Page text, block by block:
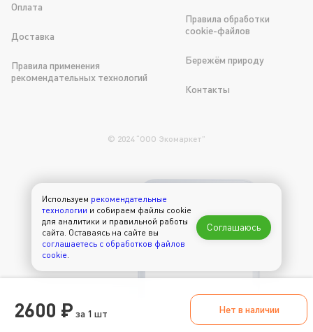
2600 ₽ за 1 шт Нет в наличии
Оплата
Доставка
Правила применения
рекомендательных технологий
Правила обработки
cookie-файлов
Бережём природу
Контакты
© 2024 “OOO Экомаркет”
300 рублей в
подарок на первый
заказ через
приложение
Используем рекомендательные
технологии и собираем файлы cookie
для аналитики и правильной работы
сайта. Оставаясь на сайте вы
соглашаетесь с обработков файлов
cookie.
Соглашаюсь